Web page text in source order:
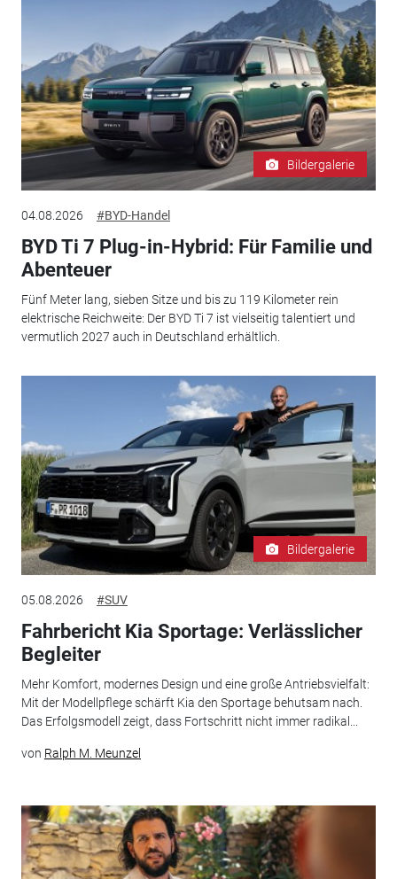
Bildergalerie
04.08.2026 #BYD-Handel
BYD Ti 7 Plug-in-Hybrid: Für Familie und
Abenteuer
Fünf Meter lang, sieben Sitze und bis zu 119 Kilometer rein
elektrische Reichweite: Der BYD Ti 7 ist vielseitig talentiert und
vermutlich 2027 auch in Deutschland erhältlich.
Bildergalerie
05.08.2026 #SUV
Fahrbericht Kia Sportage: Verlässlicher
Begleiter
Mehr Komfort, modernes Design und eine große Antriebsvielfalt:
Mit der Modellpflege schärft Kia den Sportage behutsam nach.
Das Erfolgsmodell zeigt, dass Fortschritt nicht immer radikal...
von Ralph M. Meunzel